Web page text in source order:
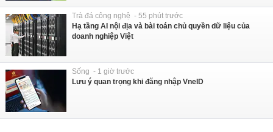
Trà đá công nghệ - 55 phút trước
Hạ tầng AI nội địa và bài toán chủ quyền dữ liệu của
doanh nghiệp Việt
Sống - 1 giờ trước
Lưu ý quan trọng khi đăng nhập VneID